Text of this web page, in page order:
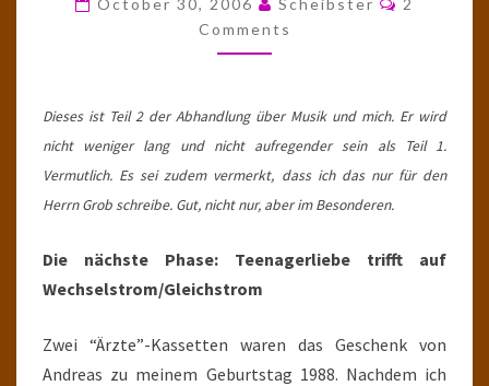
SIE
MICH
October 30, 2006 Scheibster
2
Comments
Dieses ist Teil 2 der Abhandlung über Musik und mich. Er wird
nicht weniger lang und nicht aufregender sein als Teil 1.
Vermutlich. Es sei zudem vermerkt, dass ich das nur für den
Herrn Grob schreibe. Gut, nicht nur, aber im Besonderen.
Die nächste Phase: Teenagerliebe trifft auf
Wechselstrom/Gleichstrom
Zwei “Ärzte”-Kassetten waren das Geschenk von
Andreas zu meinem Geburtstag 1988. Nachdem ich